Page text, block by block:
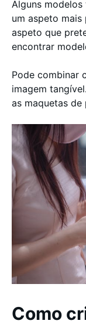
Alguns
um aspeto
aspeto que
encontrar
Pode combinar
imagem
as maquetas de
Como